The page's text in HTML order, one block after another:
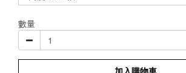
數量
加入購物車